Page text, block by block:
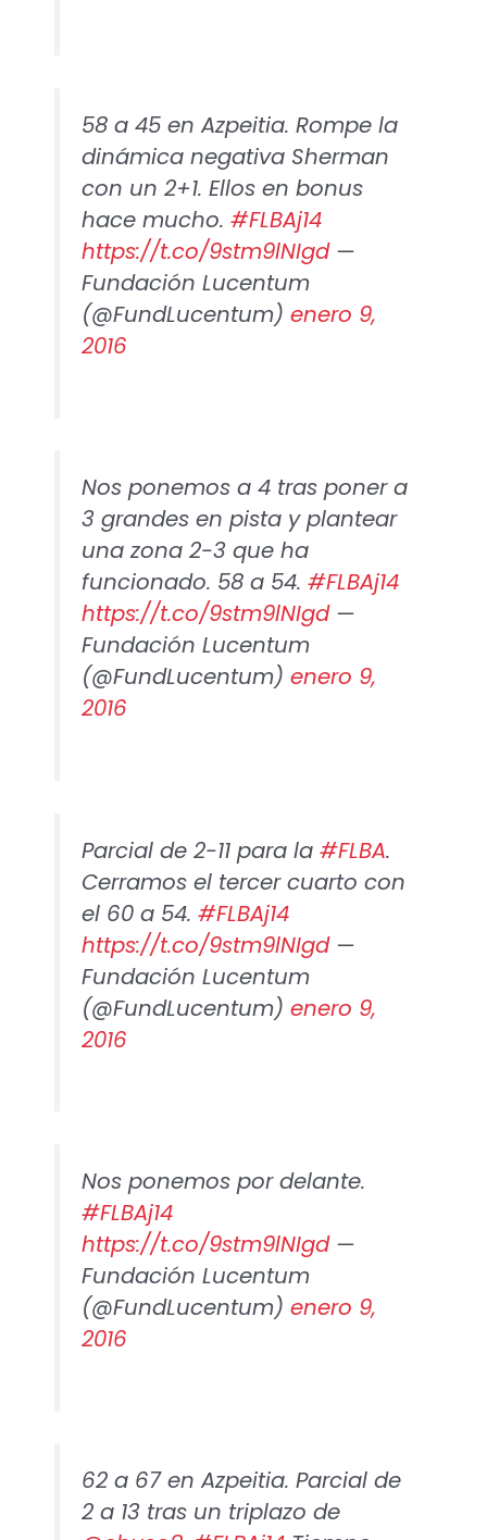
58 a 45 en Azpeitia. Rompe la
dinámica negativa Sherman
con un 2+1. Ellos en bonus
hace mucho. #FLBAj14
https://t.co/9stm9lNIgd—
Fundación Lucentum
(@FundLucentum) enero 9,
2016
Nos ponemos a 4 tras poner a
3 grandes en pista y plantear
una zona 2-3 que ha
funcionado. 58 a 54. #FLBAj14
https://t.co/9stm9lNIgd—
Fundación Lucentum
(@FundLucentum) enero 9,
2016
Parcial de 2-11 para la #FLBA.
Cerramos el tercer cuarto con
el 60 a 54. #FLBAj14
https://t.co/9stm9lNIgd—
Fundación Lucentum
(@FundLucentum) enero 9,
2016
Nos ponemos por delante.
#FLBAj14
https://t.co/9stm9lNIgd—
Fundación Lucentum
(@FundLucentum) enero 9,
2016
62 a 67 en Azpeitia. Parcial de
2 a 13 tras un triplazo de